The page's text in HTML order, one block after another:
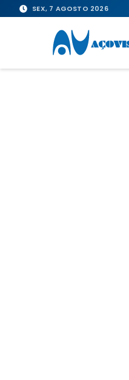
SEX, 7 AGOSTO 2026